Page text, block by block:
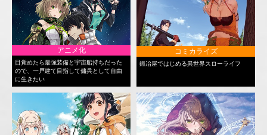
アニメ化
目覚めたら最強装備と宇宙船持ちだった
ので、一戸建て目指して傭兵として自由
に生きたい
コミカライズ
鍛冶屋ではじめる異世界スローライフ